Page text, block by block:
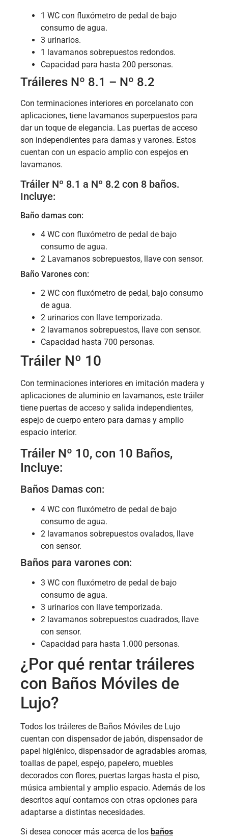
1 WC con fluxómetro de pedal de bajo
consumo de agua.
3 urinarios.
1 lavamanos sobrepuestos redondos.
Capacidad para hasta 200 personas.
Tráileres Nº 8.1 – Nº 8.2
Con terminaciones interiores en porcelanato con
aplicaciones, tiene lavamanos superpuestos para
dar un toque de elegancia. Las puertas de acceso
son independientes para damas y varones. Estos
cuentan con un espacio amplio con espejos en
lavamanos.
Tráiler Nº 8.1 a Nº 8.2 con 8 baños.
Incluye:
Baño damas con:
4 WC con fluxómetro de pedal de bajo
consumo de agua.
2 Lavamanos sobrepuestos, llave con sensor.
Baño Varones con:
2 WC con fluxómetro de pedal, bajo consumo
de agua.
2 urinarios con llave temporizada.
2 lavamanos sobrepuestos, llave con sensor.
Capacidad hasta 700 personas.
Tráiler Nº 10
Con terminaciones interiores en imitación madera y
aplicaciones de aluminio en lavamanos, este tráiler
tiene puertas de acceso y salida independientes,
espejo de cuerpo entero para damas y amplio
espacio interior.
Tráiler Nº 10, con 10 Baños,
Incluye:
Baños Damas con:
4 WC con fluxómetro de pedal de bajo
consumo de agua.
2 lavamanos sobrepuestos ovalados, llave
con sensor.
Baños para varones con:
3 WC con fluxómetro de pedal de bajo
consumo de agua.
3 urinarios con llave temporizada.
2 lavamanos sobrepuestos cuadrados, llave
con sensor.
Capacidad para hasta 1.000 personas.
¿Por qué rentar tráileres
con Baños Móviles de
Lujo?
Todos los tráileres de Baños Móviles de Lujo
cuentan con dispensador de jabón, dispensador de
papel higiénico, dispensador de agradables aromas,
toallas de papel, espejo, papelero, muebles
decorados con flores, puertas largas hasta el piso,
música ambiental y amplio espacio. Además de los
descritos aquí contamos con otras opciones para
adaptarse a distintas necesidades.
Si desea conocer más acerca de los baños